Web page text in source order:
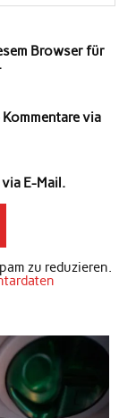
Browser für
via
E-Mail.
zu reduzieren.